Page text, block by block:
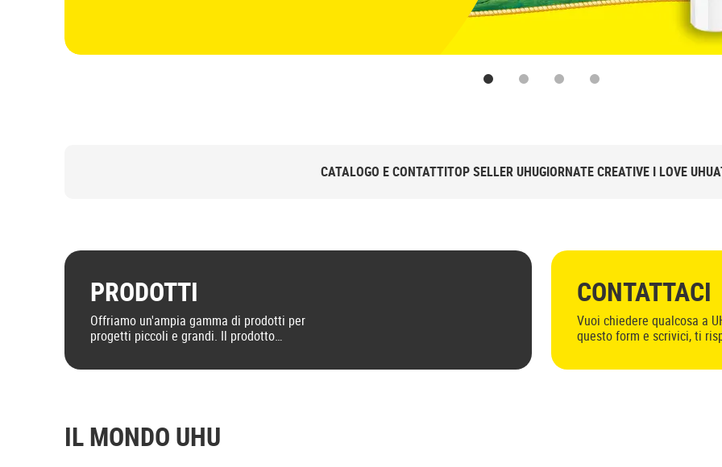
1 2 3 4
CATALOGO E CONTATTITOP SELLER UHUGIORNATE CREATIVE I LOVE UHU
PRODOTTI
Offriamo un'ampia gamma di prodotti per
progetti piccoli e grandi. Il prodotto
CONTATTACI
Vuoi chiedere qualcosa a
questo form e scrivici, ti
IL MONDO UHU